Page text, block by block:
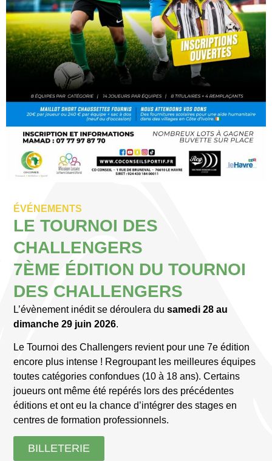
ÉVÉNEMENTS
LE TOURNOI DES
CHALLENGERS
7ÈME ÉDITION DU TOURNOI
DES CHALLENGERS
L’évènement inédit se déroulera dusamedi 28 au
dimanche 29 juin 2026.
Le Tournoi des Challengers revient pour une 7e édition
encore plus intense ! Regroupant les meilleures équipes
toutes catégories confondues (10 à 18 ans). Certains
joueurs ont même été repérés lors des précédentes
éditions et ont eu la chance d’intégrer des stages en
centres de formation professionnels.
BILLETERIE